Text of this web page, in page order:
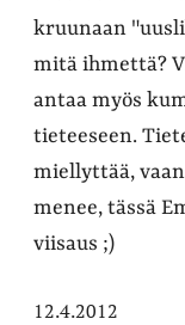
kruunaan
mitä ihmettä?
antaa myös
tieteeseen.
miellyttää,
menee, tässä
viisaus ;)
12.4.2012